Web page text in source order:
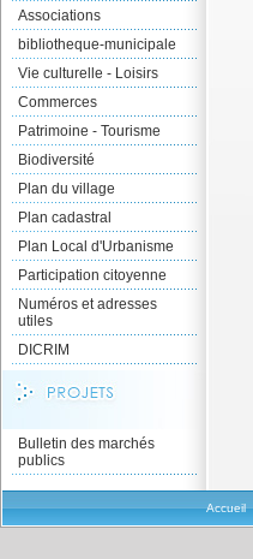
Associations
bibliotheque-municipale
Vie culturelle - Loisirs
Commerces
Patrimoine - Tourisme
Biodiversité
Plan du village
Plan cadastral
Plan Local d'Urbanisme
Participation citoyenne
Numéros et adresses
utiles
DICRIM
Bulletin des marchés
publics
Accueil